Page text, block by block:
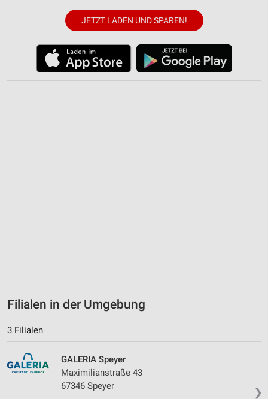
JETZT LADEN UND SPAREN!
Filialen in der Umgebung
3 Filialen
❯
GALERIA Speyer
Maximilianstraße 43
67346 Speyer
Verwendung reduzierter Daten zur Auswahl von
IAB-Besonderheiten: